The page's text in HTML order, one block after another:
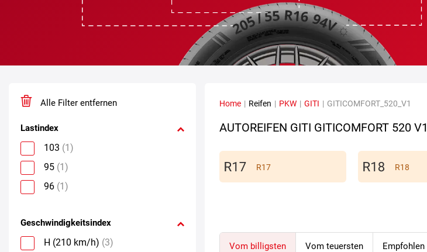
Alle Filter entfernen
Lastindex
103 (1)
95 (1)
96 (1)
Geschwindigkeitsindex
H (210 km/h) (3)
Home | Reifen | PKW | GITI | GITICOMFORT_520_V1
AUTOREIFEN GITI GITICOMFORT 520 V1
R17 R18
Vom billigsten Vom teuersten Empfohlen